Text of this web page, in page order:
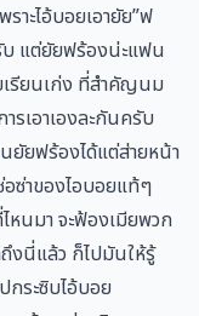
ะไอ้บอยเอายัย”ฟ
บ แต่ยัยฟร้องน่ะแฟน
เรียนเก่ง ที่สำคัญนม
เอาเองละกันครับ
ยัยฟร้องได้แต่ส่ายหน้า
อซ่าของไอบอยแท้ๆ
หนมา จะฟ้องเมียพวก
ถึงนี่แล้ว ก็ไปมันให้รู้
กระซิบไอ้บอย